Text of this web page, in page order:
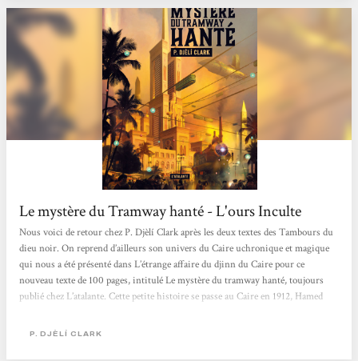
Le mystère du Tramway hanté - L'ours Inculte
Nous voici de retour chez P. Djèlí Clark après les deux textes des Tambours du
dieu noir. On reprend d’ailleurs son univers du Caire uchronique et magique
qui nous a été présenté dans L’étrange affaire du djinn du Caire pour ce
nouveau texte de 100 pages, intitulé Le mystère du tramway hanté, toujours
publié chez L’atalante. Cette petite histoire se passe au Caire en 1912, Hamed
Entités surnaturelles. Accompagné de son jeune coéquipier Onsi Youssef, il va
P. DJÈLÍ CLARK